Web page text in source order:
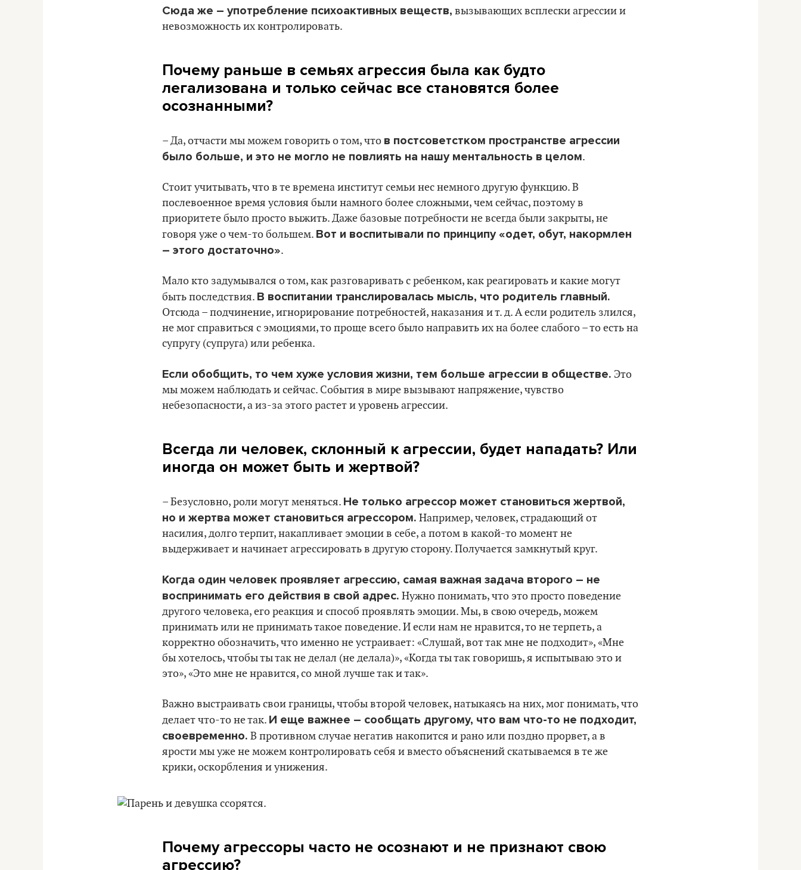
Сюда же – употребление психоактивных веществ, вызывающих всплески агрессии и
невозможность их контролировать.
Почему раньше в семьях агрессия была как будто
легализована и только сейчас все становятся более
осознанными?
– Да, отчасти мы можем говорить о том, что в постсоветстком пространстве агрессии
было больше, и это не могло не повлиять на нашу ментальность в целом.
Стоит учитывать, что в те времена институт семьи нес немного другую функцию. В
послевоенное время условия были намного более сложными, чем сейчас, поэтому в
приоритете было просто выжить. Даже базовые потребности не всегда были закрыты, не
говоря уже о чем-то большем. Вот и воспитывали по принципу «одет, обут, накормлен
– этого достаточно».
Мало кто задумывался о том, как разговаривать с ребенком, как реагировать и какие могут
быть последствия. В воспитании транслировалась мысль, что родитель главный.
Отсюда – подчинение, игнорирование потребностей, наказания и т. д. А если родитель злился,
не мог справиться с эмоциями, то проще всего было направить их на более слабого – то есть на
супругу (супруга) или ребенка.
Если обобщить, то чем хуже условия жизни, тем больше агрессии в обществе. Это
мы можем наблюдать и сейчас. События в мире вызывают напряжение, чувство
небезопасности, а из-за этого растет и уровень агрессии.
Всегда ли человек, склонный к агрессии, будет нападать? Или
иногда он может быть и жертвой?
– Безусловно, роли могут меняться. Не только агрессор может становиться жертвой,
но и жертва может становиться агрессором. Например, человек, страдающий от
насилия, долго терпит, накапливает эмоции в себе, а потом в какой-то момент не
выдерживает и начинает агрессировать в другую сторону. Получается замкнутый круг.
Когда один человек проявляет агрессию, самая важная задача второго – не
воспринимать его действия в свой адрес. Нужно понимать, что это просто поведение
другого человека, его реакция и способ проявлять эмоции. Мы, в свою очередь, можем
принимать или не принимать такое поведение. И если нам не нравится, то не терпеть, а
корректно обозначить, что именно не устраивает: «Слушай, вот так мне не подходит», «Мне
бы хотелось, чтобы ты так не делал (не делала)», «Когда ты так говоришь, я испытываю это и
это», «Это мне не нравится, со мной лучше так и так».
Важно выстраивать свои границы, чтобы второй человек, натыкаясь на них, мог понимать, что
делает что-то не так. И еще важнее – сообщать другому, что вам что-то не подходит,
своевременно. В противном случае негатив накопится и рано или поздно прорвет, а в
ярости мы уже не можем контролировать себя и вместо объяснений скатываемся в те же
крики, оскорбления и унижения.
Почему агрессоры часто не осознают и не признают свою
агрессию?